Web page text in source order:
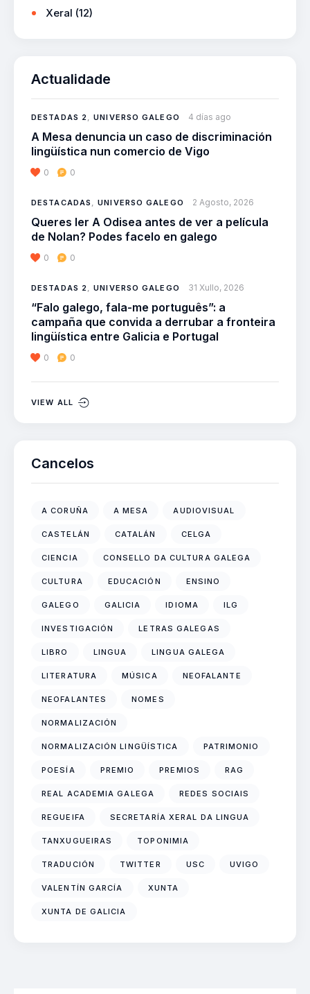
Xeral (12)
Actualidade
DESTADAS 2 ,UNIVERSO GALEGO 4 días ago
A Mesa denuncia un caso de discriminación
lingüística nun comercio de Vigo
0 0
DESTACADAS ,UNIVERSO GALEGO 2 Agosto, 2026
Queres ler A Odisea antes de ver a película
de Nolan? Podes facelo en galego
0 0
DESTADAS 2 ,UNIVERSO GALEGO 31 Xullo, 2026
“Falo galego, fala-me português”: a
campaña que convida a derrubar a fronteira
lingüística entre Galicia e Portugal
0 0
VIEW ALL
Cancelos
A CORUÑA A MESA AUDIOVISUAL
CASTELÁN CATALÁN CELGA
CIENCIA CONSELLO DA CULTURA GALEGA
CULTURA EDUCACIÓN ENSINO
GALEGO GALICIA IDIOMA ILG
INVESTIGACIÓN LETRAS GALEGAS
LIBRO LINGUA LINGUA GALEGA
LITERATURA MÚSICA NEOFALANTE
NEOFALANTES NOMES
NORMALIZACIÓN
NORMALIZACIÓN LINGÜÍSTICA PATRIMONIO
POESÍA PREMIO PREMIOS RAG
REAL ACADEMIA GALEGA REDES SOCIAIS
REGUEIFA SECRETARÍA XERAL DA LINGUA
TANXUGUEIRAS TOPONIMIA
TRADUCIÓN TWITTER USC UVIGO
VALENTÍN GARCÍA XUNTA
XUNTA DE GALICIA